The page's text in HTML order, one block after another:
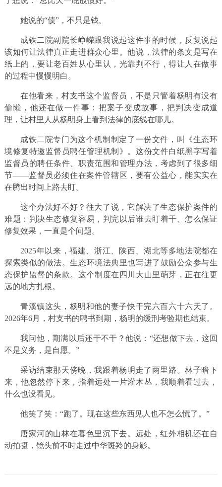
她说的“债”，不只是钱。
成铁二院副院长峥嵘跟我说起这件事的时候，反复说起
该如何让法律真正走进群众心里。他说，法律的条文是写在
纸上的，要让老百姓从心里认，光靠判不行，得让人在做事
的过程中慢慢明白。
在他看来，村支书这个监督员，不是只管着杨明有没有
偷懒，他还在做一件事：把案子变成故事，把判决变成道
理，让村里人从杨明身上看到法律的底线在哪儿。
成铁二院专门为这个机制制定了一份文件，叫《生态环
境修复特邀监督员聘任管理机制》。这份文件白纸黑字写着
监督员的聘任条件、职责范围和管理办法，考虑到了很多细
节——监督员必须住在案件管辖区，要有公益心，能实实在
在腾出时间上路去盯。
这个办法好不好？往大了说，它解决了生态保护案件的
难题：判决生态修复容易，判完以后谁去盯着干、怎么保证
修复效果，一直是个问题。
2025年以来，福建、浙江、陕西、湖北等多地法院都在
探索类似的做法。生态环境法典里也写进了鼓励公众参与生
态保护监督的条款。这个制度在四川大山里萌芽，正在往更
远的地方扎根。
青溪镇这头，杨明和他的妻子快干完六百六十六天了。
2026年6月，村支书的聘书到期，杨明的缓刑考验期也结束。
我问他，期满以后还干不干？他说：“还想做下去，这回
不是义务，是自愿。”
采访结束那天傍晚，我跟着杨明走了两里路。林子暗下
来，他忽然停下来，指着远处一片灌木丛，我顺着看过去，
什么也没看见。
他笑了笑：“跑了。现在这些东西见人也不怎么慌了。”
唐家河的山林在暮色里沉下去。远处，红外相机还在自
动拍摄，镜头前不时走过中华斑羚的身影。